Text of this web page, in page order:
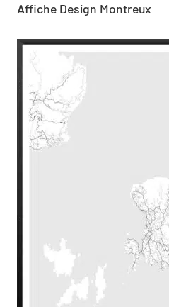
Affiche Design Montreux